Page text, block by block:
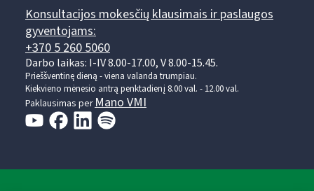
Konsultacijos mokesčių klausimais ir paslaugos
gyventojams:
+370 5 260 5060
Darbo laikas: I-IV 8.00-17.00, V 8.00-15.45.
Prieššventinę dieną - viena valanda trumpiau.
Kiekvieno mėnesio antrą penktadienį 8.00 val. - 12.00 val.
Paklausimas per Mano VMI